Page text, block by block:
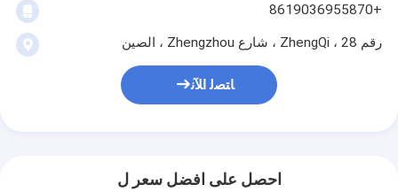
+8619036955870
رقم 28 ، ZhengQi ، شارع Zhengzhou ، الصين
ﺎﺘﺼﻟ ﺍﻶﻧ
احصل على افضل سعر ل